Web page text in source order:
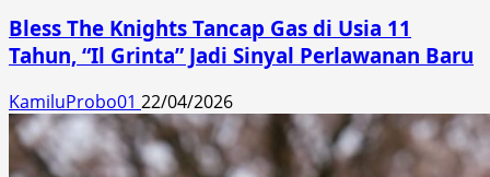
Bless The Knights Tancap Gas di Usia 11
Tahun, “Il Grinta” Jadi Sinyal Perlawanan Baru
KamiluProbo01 22/04/2026